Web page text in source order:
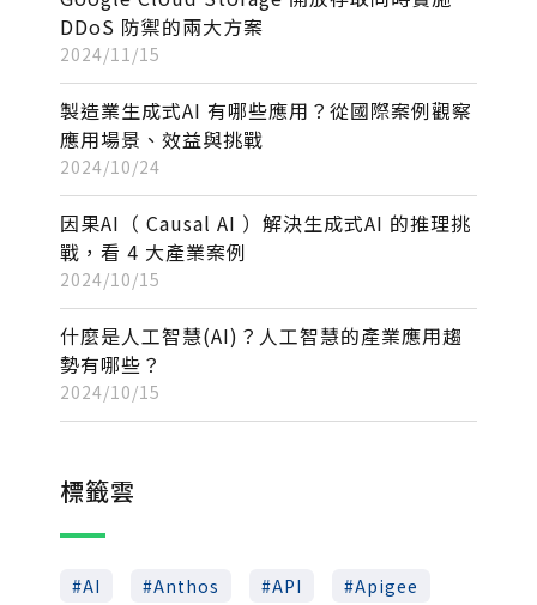
DDoS 防禦的兩大方案
2024/11/15
製造業生成式AI 有哪些應用？從國際案例觀察
應用場景、效益與挑戰
2024/10/24
因果AI（ Causal AI ）解決生成式AI 的推理挑
戰，看 4 大產業案例
2024/10/15
什麼是人工智慧(AI)？人工智慧的產業應用趨
勢有哪些？
2024/10/15
標籤雲
AI Anthos API
Apigee